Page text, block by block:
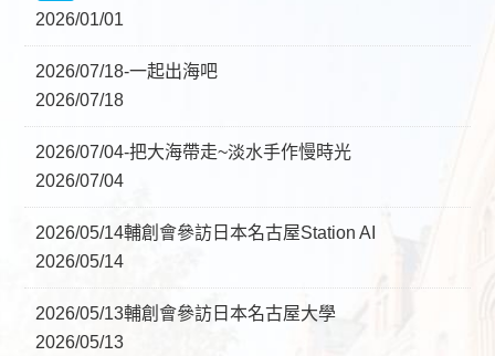
2026/01/01
2026/07/18-一起出海吧
2026/07/18
2026/07/04-把大海帶走~淡水手作慢時光
2026/07/04
2026/05/14輔創會參訪日本名古屋Station AI
2026/05/14
2026/05/13輔創會參訪日本名古屋大學
2026/05/13